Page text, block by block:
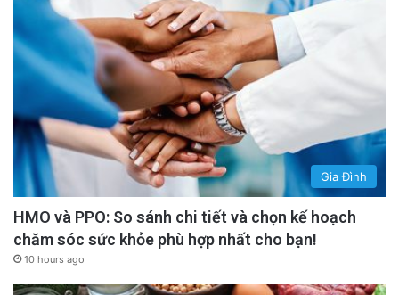
Gia Đình
HMO và PPO: So sánh chi tiết và chọn kế hoạch
chăm sóc sức khỏe phù hợp nhất cho bạn!
10 hours ago